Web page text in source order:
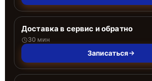
Доставка в сервис и обратно
30 мин
Записаться